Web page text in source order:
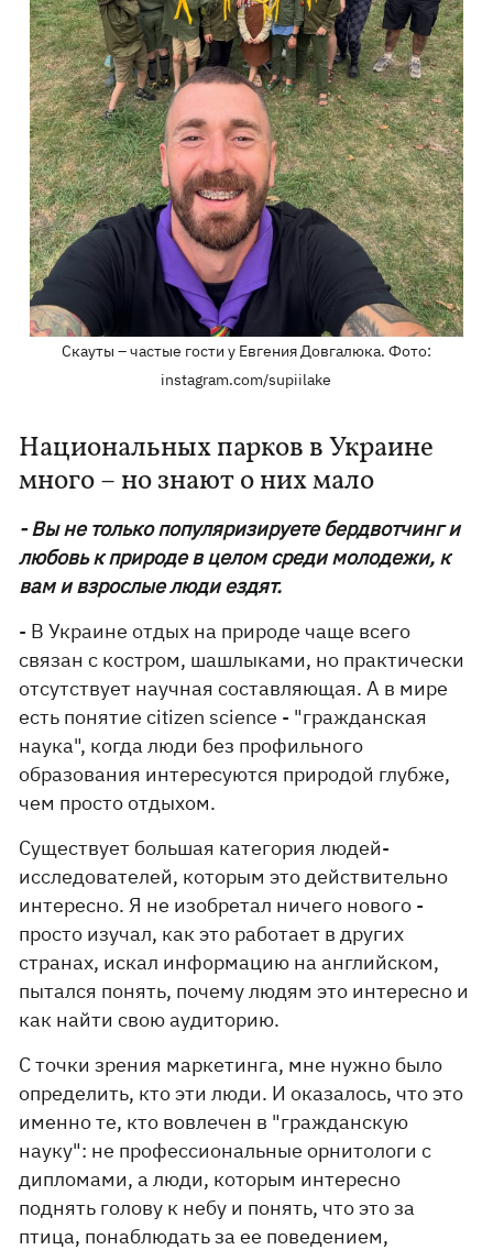
Скауты – частые гости у Евгения Довгалюка. Фото:
instagram.com/supiilake
Национальных парков в Украине
много – но знают о них мало
- Вы не только популяризируете бердвотчинг и
любовь к природе в целом среди молодежи, к
вам и взрослые люди ездят.
- В Украине отдых на природе чаще всего
связан с костром, шашлыками, но практически
отсутствует научная составляющая. А в мире
есть понятие citizen science - "гражданская
наука", когда люди без профильного
образования интересуются природой глубже,
чем просто отдыхом.
Существует большая категория людей-
исследователей, которым это действительно
интересно. Я не изобретал ничего нового -
просто изучал, как это работает в других
странах, искал информацию на английском,
пытался понять, почему людям это интересно и
как найти свою аудиторию.
С точки зрения маркетинга, мне нужно было
определить, кто эти люди. И оказалось, что это
именно те, кто вовлечен в "гражданскую
науку": не профессиональные орнитологи с
дипломами, а люди, которым интересно
поднять голову к небу и понять, что это за
птица, понаблюдать за ее поведением,